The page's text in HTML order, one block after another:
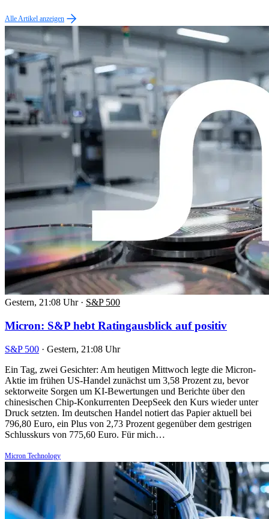
Alle Artikel anzeigen
Gestern, 21:08 Uhr · S&P 500
Micron: S&P hebt Ratingausblick auf positiv
S&P 500 · Gestern, 21:08 Uhr
Ein Tag, zwei Gesichter: Am heutigen Mittwoch legte die Micron-
Aktie im frühen US-Handel zunächst um 3,58 Prozent zu, bevor
sektorweite Sorgen um KI-Bewertungen und Berichte über den
chinesischen Chip-Konkurrenten DeepSeek den Kurs wieder unter
Druck setzten. Im deutschen Handel notiert das Papier aktuell bei
796,80 Euro, ein Plus von 2,73 Prozent gegenüber dem gestrigen
Schlusskurs von 775,60 Euro. Für mich…
Micron Technology